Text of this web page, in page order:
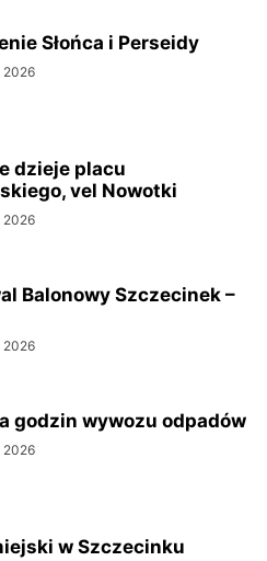
Słońca i Perseidy
2026
dzieje placu
vel Nowotki
2026
Balonowy Szczecinek –
2026
godzin wywozu odpadów
2026
w Szczecinku